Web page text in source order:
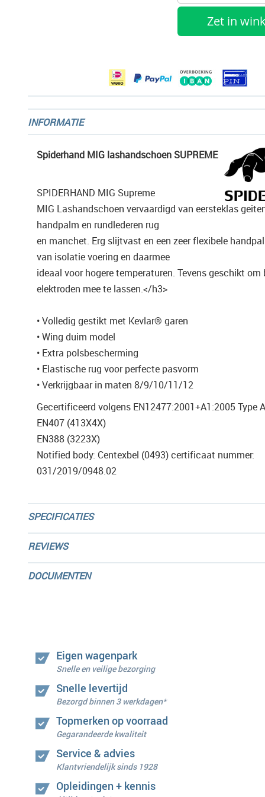
Zet in
INFORMATIE
Spiderhand MIG lashandschoen SUPREME
SPIDERHAND MIG Supreme
MIG Lashandschoen vervaardigd van eersteklas
handpalm en rundlederen rug
en manchet. Erg slijtvast en een zeer flexibele
van isolatie voering en daarmee
ideaal voor hogere temperaturen. Tevens geschikt om
elektroden mee te lassen.</h3>
• Volledig gestikt met Kevlar® garen
• Wing duim model
• Extra polsbescherming
• Elastische rug voor perfecte pasvorm
• Verkrijgbaar in maten 8/9/10/11/12
Gecertificeerd volgens EN12477:2001+A1:2005 Type A
EN407 (413X4X)
EN388 (3223X)
Notified body: Centexbel (0493) certificaat nummer:
031/2019/0948.02
SPECIFICATIES
REVIEWS
DOCUMENTEN
Eigen wagenpark
Snelle en veilige bezorging
Snelle levertijd
Bezorgd binnen 3 werkdagen*
Topmerken op voorraad
Gegarandeerde kwaliteit
Service & advies
Klantvriendelijk sinds 1928
Opleidingen + kennis